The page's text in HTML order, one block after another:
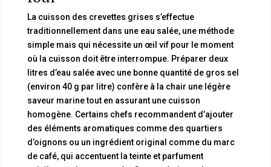
La cuisson des crevettes grises s’effectue
traditionnellement dans une eau salée, une méthode
simple mais qui nécessite un œil vif pour le moment
où la cuisson doit être interrompue. Préparer deux
litres d’eau salée avec une bonne quantité de gros sel
(environ 40 g par litre) confère à la chair une légère
saveur marine tout en assurant une cuisson
homogène. Certains chefs recommandent d’ajouter
des éléments aromatiques comme des quartiers
d’oignons ou un ingrédient original comme du marc
de café, qui accentuent la teinte et parfument